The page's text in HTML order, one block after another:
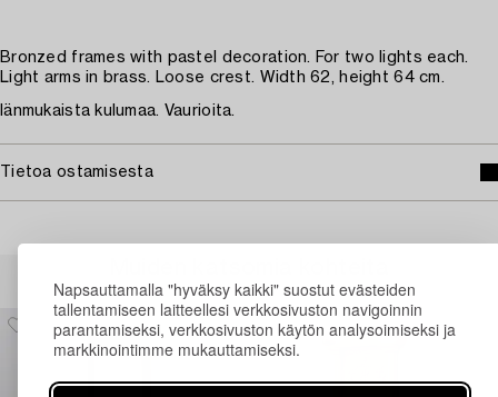
Napsauttamalla "hyväksy kaikki" suostut evästeiden
tallentamiseen laitteellesi verkkosivuston navigoinnin
parantamiseksi, verkkosivuston käytön analysoimiseksi ja
markkinointimme mukauttamiseksi.
Bronzed frames with pastel decoration. For two lights each.
Light arms in brass. Loose crest. Width 62, height 64 cm.
Iänmukaista kulumaa. Vaurioita.
Tietoa ostamisesta